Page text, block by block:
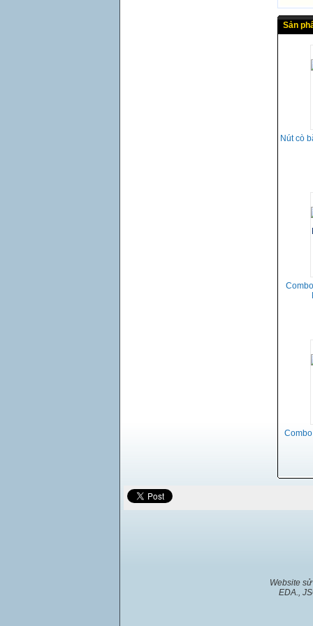
Sản
Nút cò
Website
EDA.,